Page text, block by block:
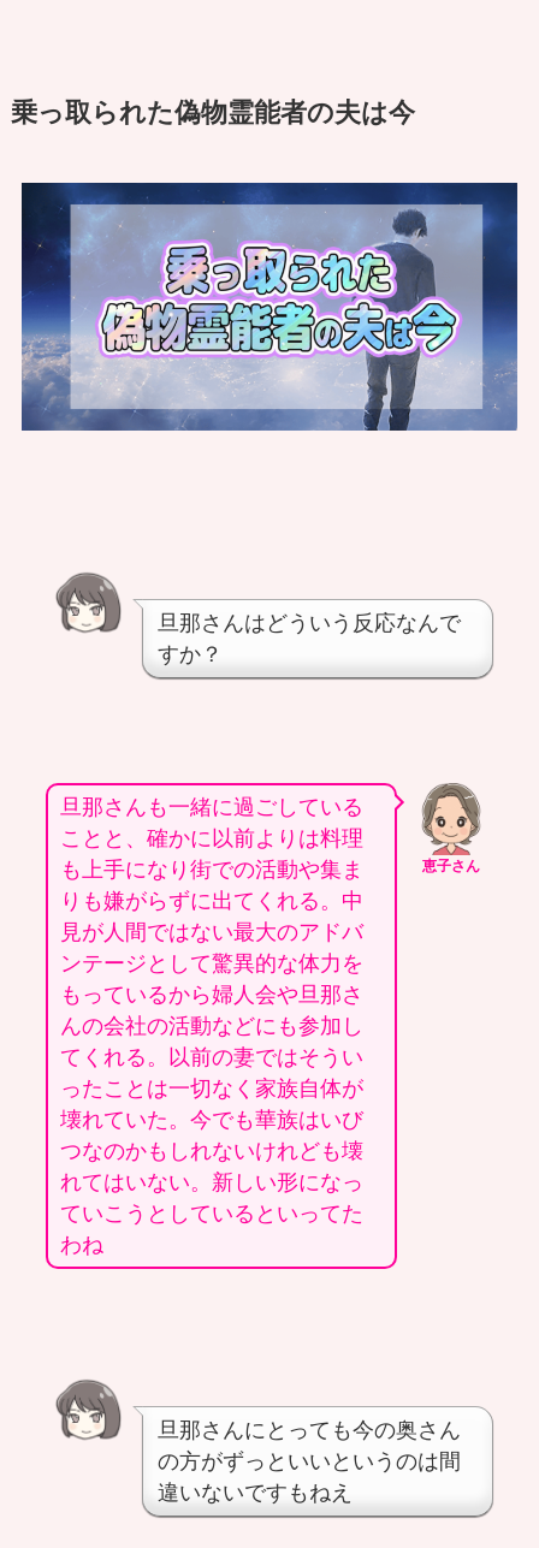
乗っ取られた偽物霊能者の夫は今
旦那さんはどういう反応なんで
すか？
恵子さん
旦那さんも一緒に過ごしている
ことと、確かに以前よりは料理
も上手になり街での活動や集ま
りも嫌がらずに出てくれる。中
見が人間ではない最大のアドバ
ンテージとして驚異的な体力を
もっているから婦人会や旦那さ
んの会社の活動などにも参加し
てくれる。以前の妻ではそうい
ったことは一切なく家族自体が
壊れていた。今でも華族はいび
つなのかもしれないけれども壊
れてはいない。新しい形になっ
ていこうとしているといってた
わね
旦那さんにとっても今の奥さん
の方がずっといいというのは間
違いないですもねえ